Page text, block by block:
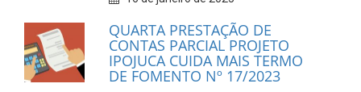
QUARTA PRESTAÇÃO DE
CONTAS PARCIAL PROJETO
IPOJUCA CUIDA MAIS TERMO
DE FOMENTO Nº 17/2023